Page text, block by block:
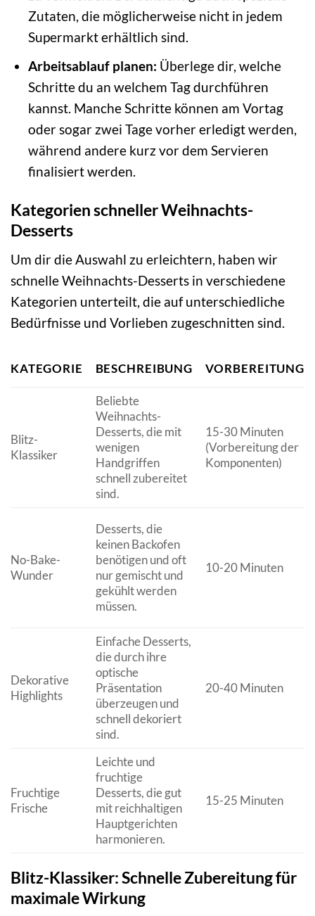
Zutaten, die möglicherweise nicht in jedem
Supermarkt erhältlich sind.
Arbeitsablauf planen: Überlege dir, welche
Schritte du an welchem Tag durchführen
kannst. Manche Schritte können am Vortag
oder sogar zwei Tage vorher erledigt werden,
während andere kurz vor dem Servieren
finalisiert werden.
Kategorien schneller Weihnachts-
Desserts
Um dir die Auswahl zu erleichtern, haben wir
schnelle Weihnachts-Desserts in verschiedene
Kategorien unterteilt, die auf unterschiedliche
Bedürfnisse und Vorlieben zugeschnitten sind.
KATEGORIE BESCHREIBUNG
Blitz-
Klassiker
Beliebte
Weihnachts-
Desserts, die mit
wenigen
Handgriffen
schnell zubereitet
sind.
15-30 Minuten
(Vorbereitung der
Komponenten)
No-Bake-
Wunder
Desserts, die
keinen Backofen
benötigen und oft
nur gemischt und
gekühlt werden
müssen.
10-20 Minuten
Dekorative
Highlights
Einfache Desserts,
die durch ihre
optische
Präsentation
überzeugen und
schnell dekoriert
sind.
20-40 Minuten
Fruchtige
Frische
Leichte und
fruchtige
Desserts, die gut
mit reichhaltigen
Hauptgerichten
harmonieren.
15-25 Minuten
Blitz-Klassiker: Schnelle Zubereitung für
maximale Wirkung